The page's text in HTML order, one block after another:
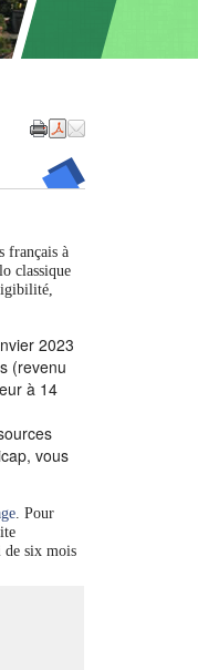
français à
classique
2023
(revenu
à 14
vous
. Pour
six mois